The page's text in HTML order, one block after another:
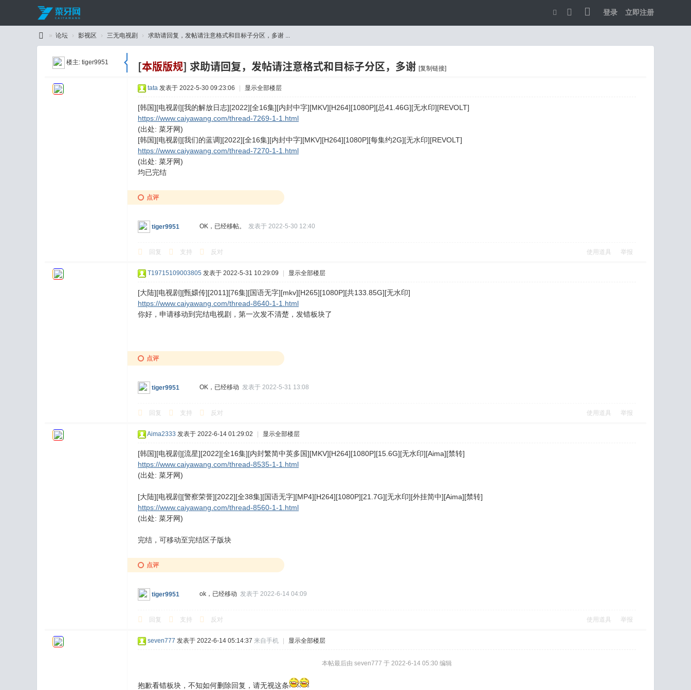
登录 立即注册
换
» 论坛 › 影视区 › 三无电视剧 › 求助请回复，发帖请注意格式和目标子分区，多谢 ...
楼主: tiger9951 [本版版规] 求助请回复，发帖请注意格式和目标子分区，多谢 [复制链接]
tata 发表于 2022-5-30 09:23:06 显示全部楼层
[韩国][电视剧][我的解放日志][2022][全16集][内封中字][MKV][H264][1080P][总41.46G][无水印][REVOLT]
https://www.caiyawang.com/thread-7269-1-1.html
(出处: 菜牙网)
[韩国][电视剧][我们的蓝调][2022][全16集][内封中字][MKV][H264][1080P][每集约2G][无水印][REVOLT]
https://www.caiyawang.com/thread-7270-1-1.html
(出处: 菜牙网)
均已完结
点评
tiger9951 OK，已经移帖。 发表于 2022-5-30 12:40
回复 支持 反对 使用道具 举报
T19715109003805 发表于 2022-5-31 10:29:09 显示全部楼层
[大陆][电视剧][甄嬛传][2011][76集][国语无字][mkv][H265][1080P][共133.85G][无水印]
https://www.caiyawang.com/thread-8640-1-1.html
你好，申请移动到完结电视剧，第一次发不清楚，发错板块了
点评
tiger9951 OK，已经移动 发表于 2022-5-31 13:08
回复 支持 反对 使用道具 举报
Aima2333 发表于 2022-6-14 01:29:02 显示全部楼层
[韩国][电视剧][流星][2022][全16集][内封繁简中英多国][MKV][H264][1080P][15.6G][无水印][Aima][禁转]
https://www.caiyawang.com/thread-8535-1-1.html
(出处: 菜牙网)
[大陆][电视剧][警察荣誉][2022][全38集][国语无字][MP4][H264][1080P][21.7G][无水印][外挂简中][Aima][禁转]
https://www.caiyawang.com/thread-8560-1-1.html
(出处: 菜牙网)
完结，可移动至完结区子版块
点评
tiger9951 ok，已经移动 发表于 2022-6-14 04:09
回复 支持 反对 使用道具 举报
seven777 发表于 2022-6-14 05:14:37 来自手机 显示全部楼层
本帖最后由 seven777 于 2022-6-14 05:30 编辑
抱歉看错板块，不知如何删除回复，请无视这条